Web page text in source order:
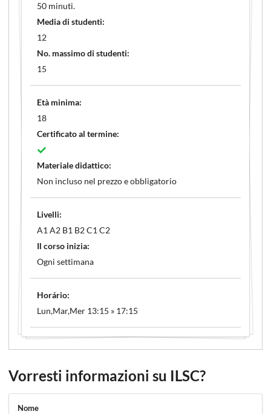
50 minuti.
Media di studenti:
12
No. massimo di studenti:
15
Età minima:
18
Certificato al termine:
Materiale didattico:
Non incluso nel prezzo e obbligatorio
Livelli:
A1 A2 B1 B2 C1 C2
Il corso inizia:
Ogni settimana
Horário:
Lun,Mar,Mer 13:15 » 17:15
Vorresti informazioni su ILSC?
Nome